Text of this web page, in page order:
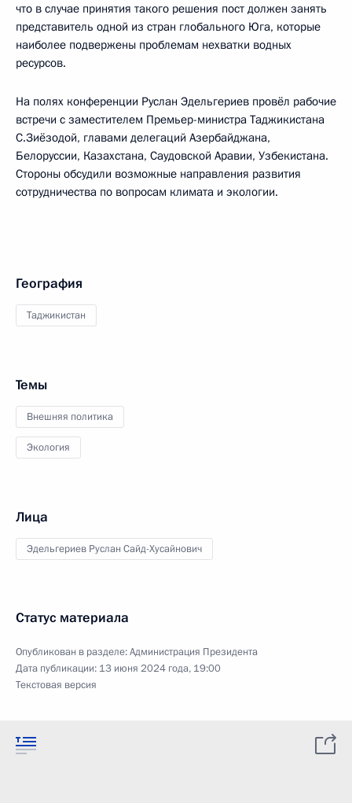
что в случае принятия такого решения пост должен занять
представитель одной из стран глобального Юга, которые
наиболее подвержены проблемам нехватки водных
ресурсов.
На полях конференции Руслан Эдельгериев провёл рабочие
встречи с заместителем Премьер-министра Таджикистана
С.Зиёзодой, главами делегаций Азербайджана,
Белоруссии, Казахстана, Саудовской Аравии, Узбекистана.
Стороны обсудили возможные направления развития
сотрудничества по вопросам климата и экологии.
География
Таджикистан
Темы
Внешняя политика
Экология
Лица
Эдельгериев Руслан Сайд-Хусайнович
Статус материала
Опубликован в разделе:Администрация Президента
Дата публикации: 13 июня 2024 года, 19:00
Текстовая версия